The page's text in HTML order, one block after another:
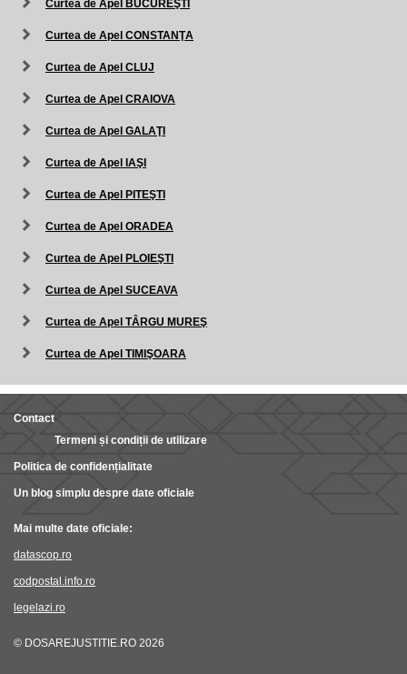
Curtea de Apel BUCUREŞTI
Curtea de Apel CONSTANŢA
Curtea de Apel CLUJ
Curtea de Apel CRAIOVA
Curtea de Apel GALAŢI
Curtea de Apel IAŞI
Curtea de Apel PITEŞTI
Curtea de Apel ORADEA
Curtea de Apel PLOIEŞTI
Curtea de Apel SUCEAVA
Curtea de Apel TÂRGU MUREŞ
Curtea de Apel TIMIŞOARA
Contact
Termeni și condiții de utilizare
Politica de confidențialitate
Un blog simplu despre date oficiale
Mai multe date oficiale:
datascop.ro
codpostal.info.ro
legelazi.ro
© DOSAREJUSTITIE.RO 2026